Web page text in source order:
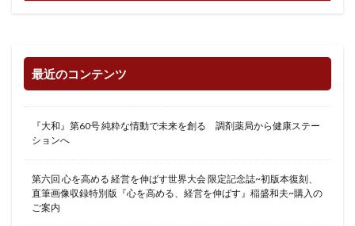
最近のコンテンツ
『大和』第60号 純粋な情動で未来を創る 調剤薬局から健康ステー
ションへ
第六回 心を高める 経営を伸ばす世界大会 限定記念誌~初版本復刻、
直筆画像収録特別版『心を高める、経営を伸ばす』稲盛和夫~購入の
ご案内